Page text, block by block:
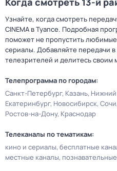
Узнайте, когда смотреть
CINEMA в Туапсе. Подробная
поможет не пропустить
сериалы. Добавляйте передачи
телезрителей и делитесь своим
Телепрограмма по городам:
Санкт-Петербург Казань
Екатеринбург Новосибирск Сочи
Ростов-на-Дону Краснодар
Телеканалы по тематикам:
кино и сериалы бесплатные
местные каналы познавательные